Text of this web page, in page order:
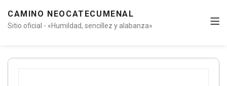
CAMINO NEOCATECUMENAL
Sitio oficial - «Humildad, sencillez y alabanza»